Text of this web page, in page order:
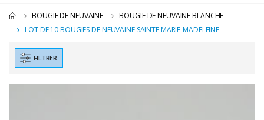
BOUGIE DE NEUVAINE
BOUGIE DE NEUVAINE BLANCHE
LOT DE 10 BOUGIES DE NEUVAINE SAINTE MARIE-MADELEINE
FILTRER